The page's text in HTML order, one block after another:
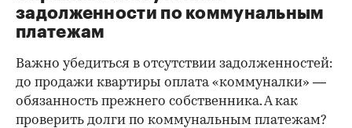
задолженности по коммунальным
платежам
Важно убедиться в отсутствии задолженностей:
до продажи квартиры оплата «коммуналки» —
обязанность прежнего собственника. А как
проверить долги по коммунальным платежам?